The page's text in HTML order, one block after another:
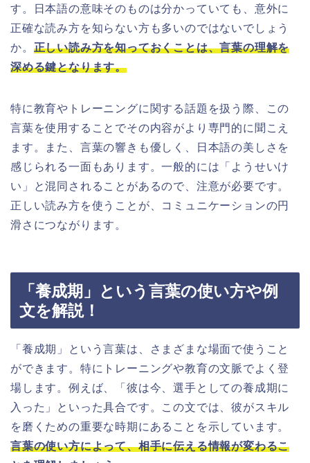
す。日本語の意味そのものは分かっていても、意外に
正確な読み方を知らない方も多いのではないでしょう
か。 正しい読み方を知っておくことは、言葉の理解を
深める鍵となります。
特に教育やトレーニングに関する話題を扱う際、この
言葉を使用することでその内容がより専門的に聞こえ
ます。また、言葉の響きも優しく、日本語の美しさを
感じられる一面もあります。一般的には「ようせいけ
い」と混同されることがあるので、注意が必要です。
正しい読み方を使うことが、コミュニケーションの円
滑さにつながります。
「養成期」という言葉の使い方や例
文を解説！
「養成期」という言葉は、さまざまな場面で使うこと
ができます。特にトレーニングや教育の文脈でよく登
場します。例えば、「彼は今、選手としての養成期に
入った」といった具合です。この文では、彼がスキル
を磨くための重要な時期にあることを示しています。
言葉の使い方によって、相手に伝える情報が変わるこ